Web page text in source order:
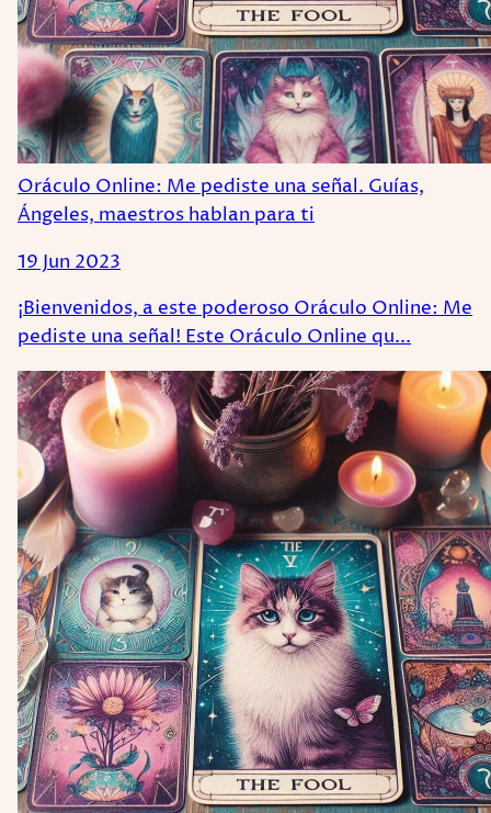
Oráculo Online: Me pediste una señal. Guías,
Ángeles, maestros hablan para ti
19 Jun 2023
¡Bienvenidos, a este poderoso Oráculo Online: Me
pediste una señal! Este Oráculo Online qu...